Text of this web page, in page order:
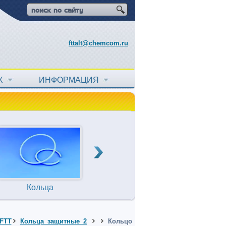
fttalt@chemcom.ru
ИНФОРМАЦИЯ
Кольца
уплотнительные
Кольца защитные 2 Кольцо